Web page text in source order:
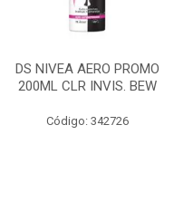
DS NIVEA AERO PROMO
200ML CLR INVIS. BEW
Código: 342726